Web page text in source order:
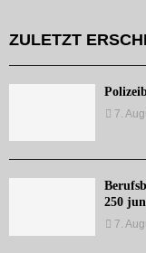
ZULETZT
7.
250
7.